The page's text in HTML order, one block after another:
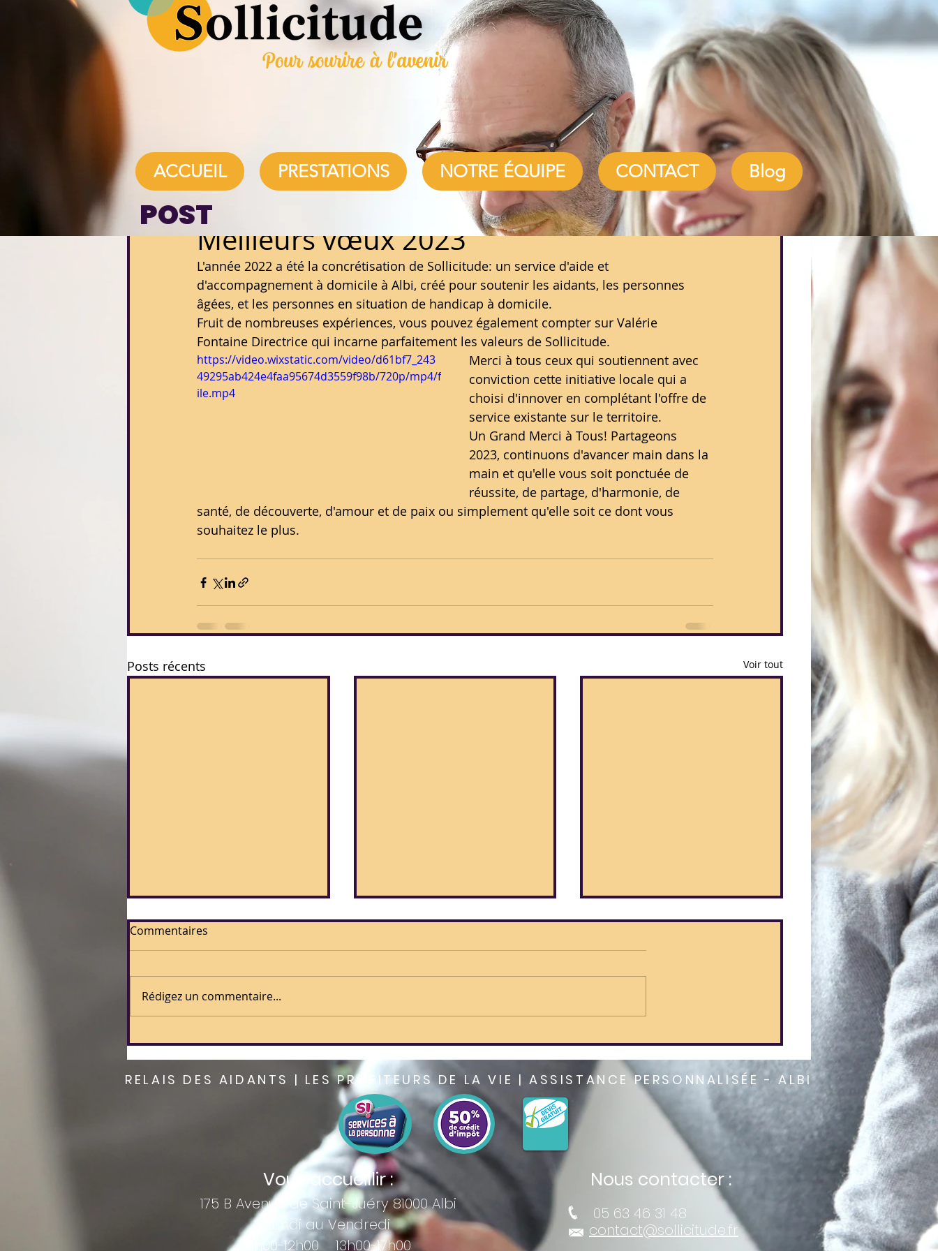
Service Autonomie à domicile
Tous les posts
Meilleurs vœux 2023
4 janv. 2023
L'année 2022 a été la concrétisation de Sollicitude: un service d'aide et
d'accompagnement à domicile à Albi, créé pour soutenir les aidants, les personnes
âgées, et les personnes en situation de handicap à domicile.
Fruit de nombreuses expériences, vous pouvez également compter sur Valérie
Fontaine Directrice qui incarne parfaitement les valeurs de Sollicitude.
https://video.wixstatic.com/video/d61bf7_243
49295ab424e4faa95674d3559f98b/720p/mp4/f
ile.mp4
Merci à tous ceux qui soutiennent avec
conviction cette initiative locale qui a
choisi d'innover en complétant l'offre de
service existante sur le territoire.
Un Grand Merci à Tous! Partageons
2023, continuons d'avancer main dans la
main et qu'elle vous soit ponctuée de
réussite, de partage, d'harmonie, de
santé, de découverte, d'amour et de paix ou simplement qu'elle soit ce dont vous
souhaitez le plus.
Posts récents Voir tout
première interview à
mini-bus du bonheur
(re)vivent des jours heureux
à La Maison
Commentaires
Rédigez un commentaire...
ACCUEIL PRESTATIONS NOTRE ÉQUIPE CONTACT Blog
POST
RELAIS DES AIDANTS | LES PROFITEURS DE LA VIE | ASSISTANCE PERSONNALISÉE - ALBI
Vous accueillir :
175 B Avenue de Saint-Juéry 81000 Albi
Lundi au Vendredi
9h00-12h00 13h00-17h00
Nous contacter :
05 63 46 31 48
contact@sollicitude.fr